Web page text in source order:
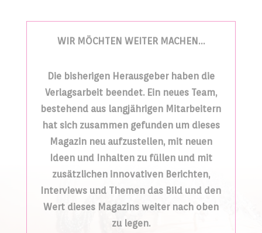
WIR MÖCHTEN WEITER MACHEN…
Die bisherigen Herausgeber haben die
Verlagsarbeit beendet. Ein neues Team,
bestehend aus langjährigen Mitarbeitern
hat sich zusammen gefunden um dieses
Magazin neu aufzustellen, mit neuen
Ideen und Inhalten zu füllen und mit
zusätzlichen innovativen Berichten,
Interviews und Themen das Bild und den
Wert dieses Magazins weiter nach oben
zu legen.